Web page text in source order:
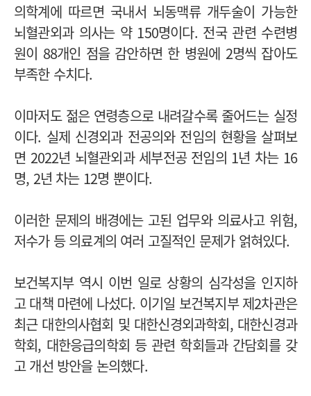
의학계에 따르면 국내서 뇌동맥류 개두술이 가능한
뇌혈관외과 의사는 약 150명이다. 전국 관련 수련병
원이 88개인 점을 감안하면 한 병원에 2명씩 잡아도
부족한 수치다.
이마저도 젊은 연령층으로 내려갈수록 줄어드는 실정
이다. 실제 신경외과 전공의와 전임의 현황을 살펴보
면 2022년 뇌혈관외과 세부전공 전임의 1년 차는 16
명, 2년 차는 12명 뿐이다.
이러한 문제의 배경에는 고된 업무와 의료사고 위험,
저수가 등 의료계의 여러 고질적인 문제가 얽혀있다.
보건복지부 역시 이번 일로 상황의 심각성을 인지하
고 대책 마련에 나섰다. 이기일 보건복지부 제2차관은
최근 대한의사협회 및 대한신경외과학회, 대한신경과
학회, 대한응급의학회 등 관련 학회들과 간담회를 갖
고 개선 방안을 논의했다.